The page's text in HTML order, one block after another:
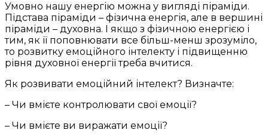
Умовно нашу енергію можна у вигляді піраміди.
Підстава піраміди – фізична енергія, але в вершині
піраміди – духовна. І якщо з фізичною енергією і
тим, як її поповнювати все більш-менш зрозуміло,
то розвитку емоційного інтелекту і підвищенню
рівня духовної енергії треба вчитися.
Як розвивати емоційний інтелект? Визначте:
– Чи вмієте контролювати свої емоції?
– Чи вмієте ви виражати емоції?